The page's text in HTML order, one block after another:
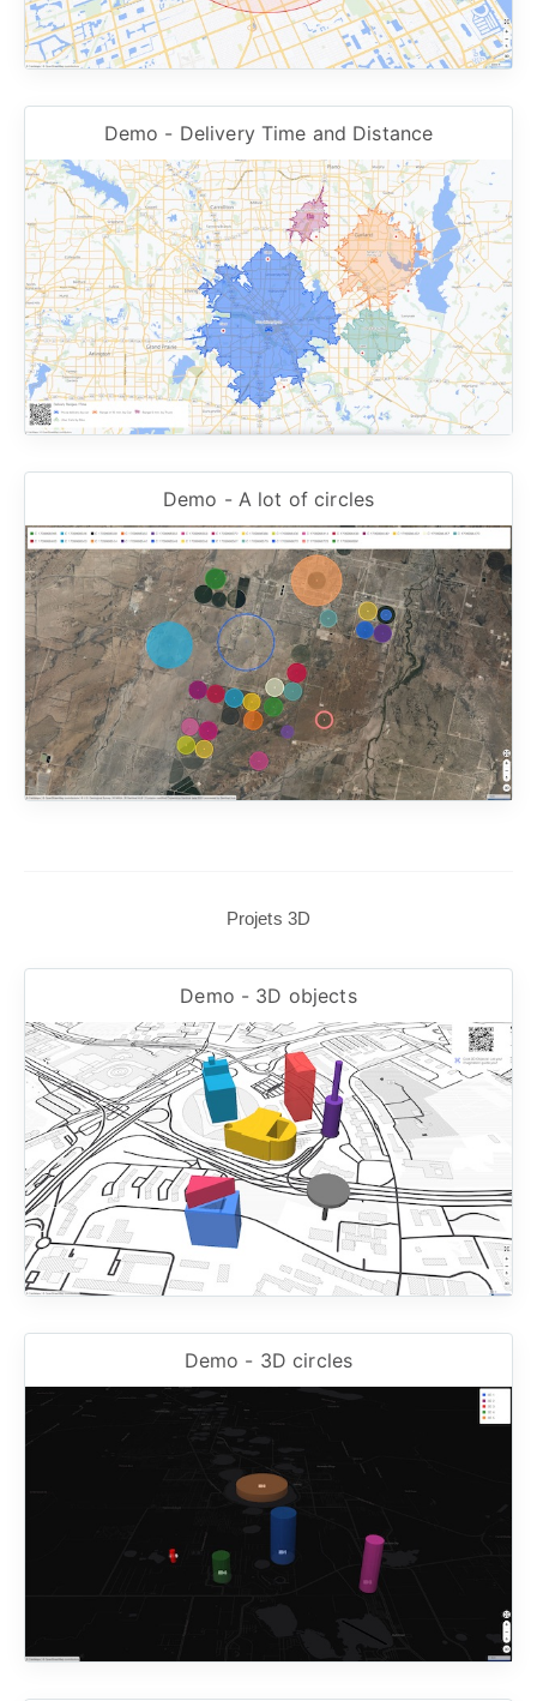
Demo - Delivery Time and Distance
Demo - A lot of circles
Projets 3D
Demo - 3D objects
Demo - 3D circles